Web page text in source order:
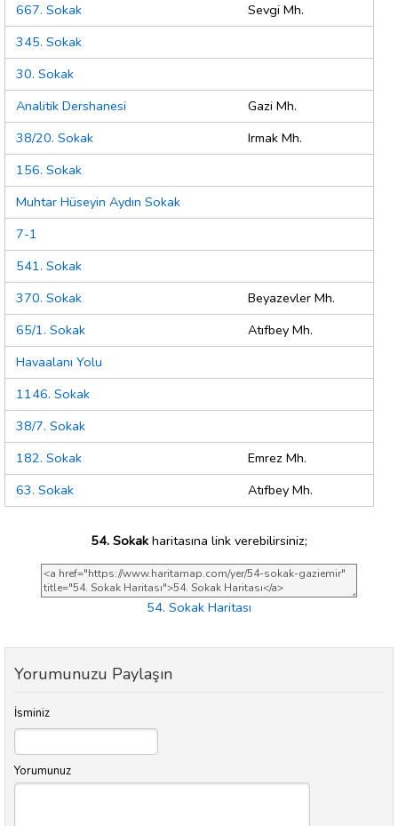
667. Sokak
Sevgi Mh.
345. Sokak
30. Sokak
Analitik Dershanesi
Gazi Mh.
38/20. Sokak
Irmak Mh.
156. Sokak
Muhtar Hüseyin Aydın Sokak
7-1
541. Sokak
370. Sokak
Beyazevler Mh.
65/1. Sokak
Atıfbey Mh.
Havaalanı Yolu
1146. Sokak
38/7. Sokak
182. Sokak
Emrez Mh.
63. Sokak
Atıfbey Mh.
54. Sokak haritasına link verebilirsiniz;
54. Sokak Haritası
Yorumunuzu Paylaşın
İsminiz
Yorumunuz